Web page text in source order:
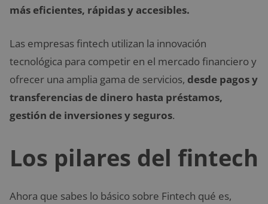
más eficientes, rápidas y accesibles.
Las empresas fintech utilizan la innovación
tecnológica para competir en el mercado financiero y
ofrecer una amplia gama de servicios, desde pagos y
transferencias de dinero hasta préstamos,
gestión de inversiones y seguros.
Los pilares del fintech
Ahora que sabes lo básico sobre Fintech qué es,